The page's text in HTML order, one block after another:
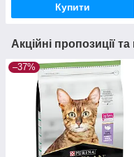
Купити
Акційні пропозиції
–37%